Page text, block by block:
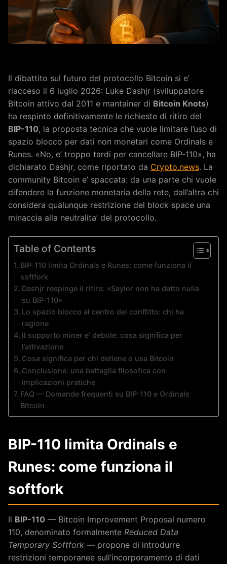
Il dibattito sul futuro del protocollo Bitcoin si e’
riacceso il 6 luglio 2026: Luke Dashjr (sviluppatore
Bitcoin attivo dal 2011 e mantainer di Bitcoin Knots)
ha respinto definitivamente le richieste di ritiro del
BIP-110, la proposta tecnica che vuole limitare l’uso di
spazio blocco per dati non monetari come Ordinals e
Runes. «No, e’ troppo tardi per cancellare BIP-110», ha
dichiarato Dashjr, come riportato da Crypto.news. La
community Bitcoin e’ spaccata: da una parte chi vuole
difendere la funzione monetaria della rete, dall’altra chi
considera qualunque restrizione del block space una
minaccia alla neutralita’ del protocollo.
Table of Contents
BIP-110 limita Ordinals e Runes: come funziona il
softfork
Dashjr respinge il ritiro: «Saylor non ha detto nulla
su BIP-110»
Lo spazio blocco al centro del conflitto: chi ha
ragione
Il supporto miner e’ debole: cosa significa per
l’attivazione
Cosa significa per chi detiene o usa Bitcoin
Conclusione: una battaglia filosofica con
implicazioni pratiche
FAQ — Domande frequenti su BIP-110 e Ordinals
Bitcoin
BIP-110 limita Ordinals e
Runes: come funziona il
softfork
Il BIP-110 — Bitcoin Improvement Proposal numero
110, denominato formalmente Reduced Data
Temporary Softfork — propone di introdurre
restrizioni temporanee sull’incorporamento di dati